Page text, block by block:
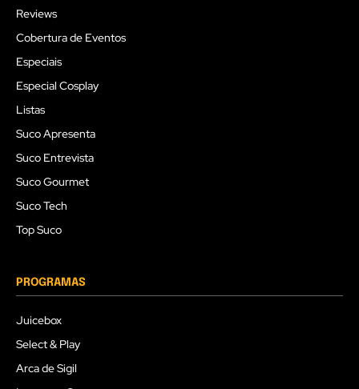
Reviews
Cobertura de Eventos
Especiais
Especial Cosplay
Listas
Suco Apresenta
Suco Entrevista
Suco Gourmet
Suco Tech
Top Suco
PROGRAMAS
Juicebox
Select & Play
Arca de Sigil